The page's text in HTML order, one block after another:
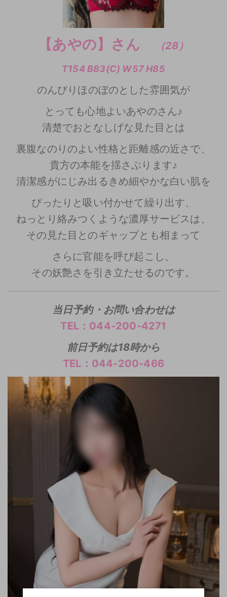
【あやの】さん （28）
T154 B83(C) W57 H85
のんびりほのぼのとした雰囲気が
とっても心地よいあやのさん♪
清楚でおとなしげな見た目とは
裏腹なのりのよい性格と距離感の近さで、
貴方の本能を揺さぶります♪
清潔感がにじみ出るきめ細やかな白い肌を
ぴったりと吸い付かせて繰り出す、
ねっとり絡みつくような濃厚サービスは、
その見た目とのギャップとも相まって
さらに官能を呼び起こし、
その妖艶さを引き立たせるのです。
当日予約・お問い合わせは
TEL：044-200-4271
前日予約は18時から
TEL：044-200-466